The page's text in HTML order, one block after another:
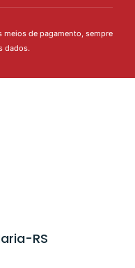
de pagamento, sempre
dados.
RS